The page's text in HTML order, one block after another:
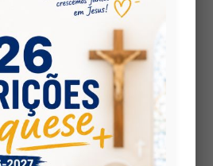
PDF files must be
same domain as this